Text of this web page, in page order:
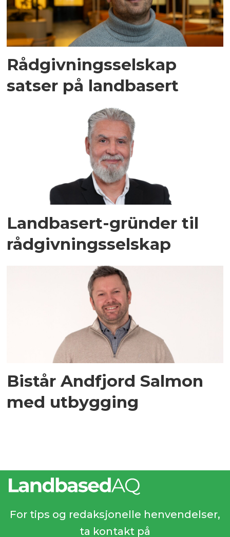
Rådgivningsselskap
satser på landbasert
Landbasert-gründer til
rådgivnings­selskap
Bistår Andfjord Salmon
med utbygging
For tips og redaksjonelle henvendelser,
ta kontakt på